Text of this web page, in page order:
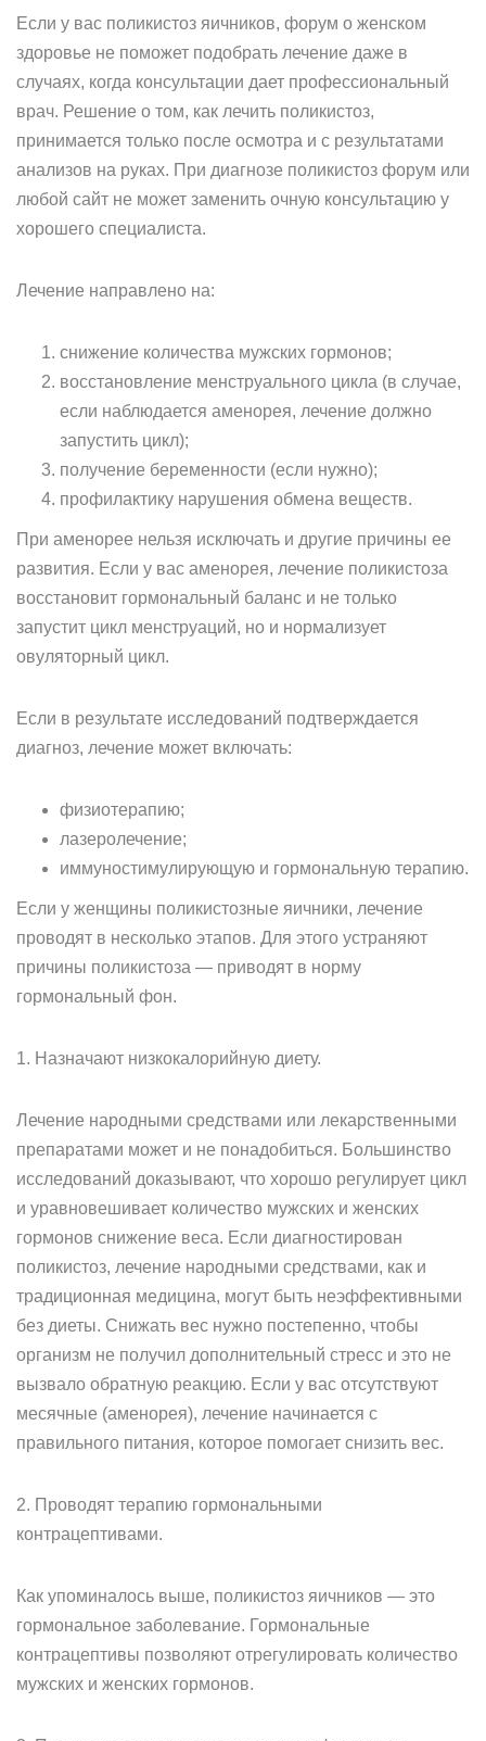
Если у вас поликистоз яичников, форум о женском
здоровье не поможет подобрать лечение даже в
случаях, когда консультации дает профессиональный
врач. Решение о том, как лечить поликистоз,
принимается только после осмотра и с результатами
анализов на руках. При диагнозе поликистоз форум или
любой сайт не может заменить очную консультацию у
хорошего специалиста.
Лечение направлено на:
снижение количества мужских гормонов;
восстановление менструального цикла (в случае,
если наблюдается аменорея, лечение должно
запустить цикл);
получение беременности (если нужно);
профилактику нарушения обмена веществ.
При аменорее нельзя исключать и другие причины ее
развития. Если у вас аменорея, лечение поликистоза
восстановит гормональный баланс и не только
запустит цикл менструаций, но и нормализует
овуляторный цикл.
Если в результате исследований подтверждается
диагноз, лечение может включать:
физиотерапию;
лазеролечение;
иммуностимулирующую и гормональную терапию.
Если у женщины поликистозные яичники, лечение
проводят в несколько этапов. Для этого устраняют
причины поликистоза — приводят в норму
гормональный фон.
1. Назначают низкокалорийную диету.
Лечение народными средствами или лекарственными
препаратами может и не понадобиться. Большинство
исследований доказывают, что хорошо регулирует цикл
и уравновешивает количество мужских и женских
гормонов снижение веса. Если диагностирован
поликистоз, лечение народными средствами, как и
традиционная медицина, могут быть неэффективными
без диеты. Снижать вес нужно постепенно, чтобы
организм не получил дополнительный стресс и это не
вызвало обратную реакцию. Если у вас отсутствуют
месячные (аменорея), лечение начинается с
правильного питания, которое помогает снизить вес.
2. Проводят терапию гормональными
контрацептивами.
Как упоминалось выше, поликистоз яичников — это
гормональное заболевание. Гормональные
контрацептивы позволяют отрегулировать количество
мужских и женских гормонов.